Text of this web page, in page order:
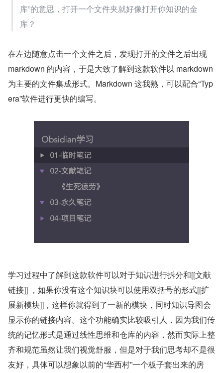
库”的意思，打开一个文件夹就好像打开你知识的金
库？
在左边随意点击一个文件之后，发现打开的文件之后出现
markdown 的内容，于是大致了解到这款软件以 markdown
为主要的文件集成形式。Markdown 这我熟，可以配合“Typ
era”软件进行更快的编写。
学习过程中了解到这款软件可以对于知识进行拆分和[[文献
链接]] ，如果你没有这个知识块可以使用双括号的形式[[扩
展新模块]]，这样你就得到了一新的模块，同时知识导图会
显示你的链接内容。这个功能确实比较吸引人，因为我们传
统的记忆形式是通过线性思维和仓库的内容，然而实际上整
齐和规范虽然让我们视觉舒服，但是对于我们思考却不是很
友好，具体可以想象以前的“华西村”一个板子套出来的房